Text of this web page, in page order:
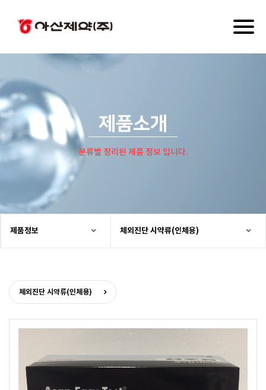
제품소개
분류별 정리된 제품 정보 입니다.
제품정보 체외진단 시약류(인체용)
체외진단 시약류(인체용)